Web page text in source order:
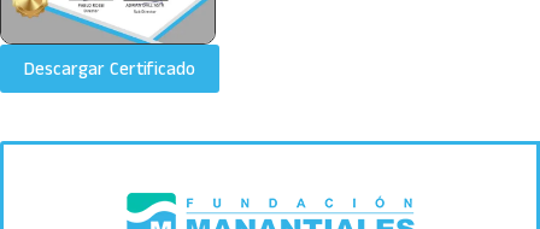
Descargar Certificado